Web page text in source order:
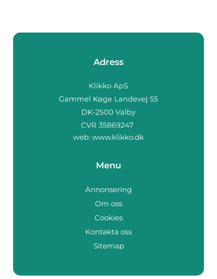
Adress
web: www.klikko.dk
Menu
Annonsering
Om oss
Cookies
Kontakta oss
Sitemap